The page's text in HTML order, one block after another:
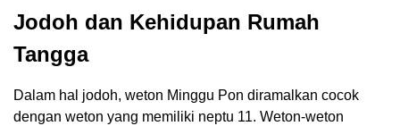
Jodoh dan Kehidupan Rumah
Tangga
Dalam hal jodoh, weton Minggu Pon diramalkan cocok
dengan weton yang memiliki neptu 11. Weton-weton